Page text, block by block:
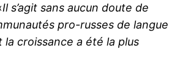
Il s’agit sans aucun doute de
pro-russes de langue
la croissance a été la plus